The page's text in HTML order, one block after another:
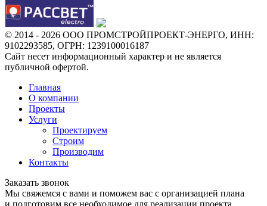
© 2014 - 2026 ООО ПРОМСТРОЙПРОЕКТ-ЭНЕРГО, ИНН:
9102293585, ОГРН: 1239100016187
Сайт несет информационный характер и не является
публичной офертой.
Главная
О компании
Проекты
Услуги
Проектируем
Строим
Производим
Контакты
Заказать звонок
Мы свяжемся с вами и поможем вас с организацией плана
и подготовим все необходимое для реализации проекта